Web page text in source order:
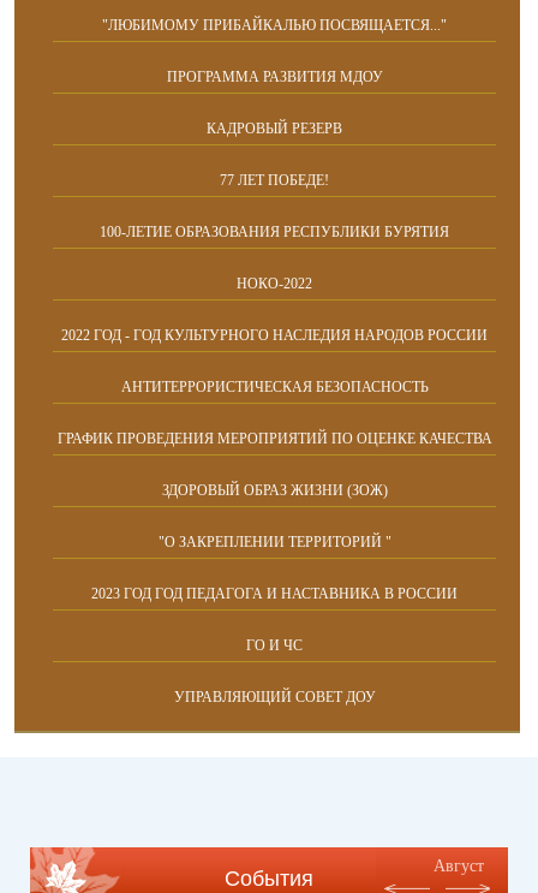
"ЛЮБИМОМУ ПРИБАЙКАЛЬЮ ПОСВЯЩАЕТСЯ..."
ПРОГРАММА РАЗВИТИЯ МДОУ
КАДРОВЫЙ РЕЗЕРВ
77 ЛЕТ ПОБЕДЕ!
100-ЛЕТИЕ ОБРАЗОВАНИЯ РЕСПУБЛИКИ БУРЯТИЯ
НОКО-2022
2022 ГОД - ГОД КУЛЬТУРНОГО НАСЛЕДИЯ НАРОДОВ РОССИИ
АНТИТЕРРОРИСТИЧЕСКАЯ БЕЗОПАСНОСТЬ
ГРАФИК ПРОВЕДЕНИЯ МЕРОПРИЯТИЙ ПО ОЦЕНКЕ КАЧЕСТВА
ЗДОРОВЫЙ ОБРАЗ ЖИЗНИ (ЗОЖ)
"О ЗАКРЕПЛЕНИИ ТЕРРИТОРИЙ "
2023 ГОД ГОД ПЕДАГОГА И НАСТАВНИКА В РОССИИ
ГО И ЧС
УПРАВЛЯЮЩИЙ СОВЕТ ДОУ
События
Август